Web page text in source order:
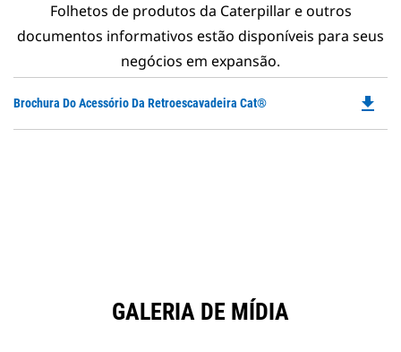
Folhetos de produtos da Caterpillar e outros
documentos informativos estão disponíveis para seus
negócios em expansão.
Brochura Do Acessório Da Retroescavadeira Cat® file_download
GALERIA DE MÍDIA